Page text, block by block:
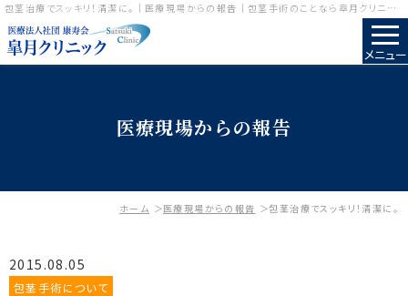
包茎治療でスッキリ！清潔に。｜医療現場からの報告｜包茎手術のことなら皐月クリニック
メニュー
医療現場からの報告
ホーム 医療現場からの報告 包茎治療でスッキリ！清潔に。
2015.08.05
包茎手術について